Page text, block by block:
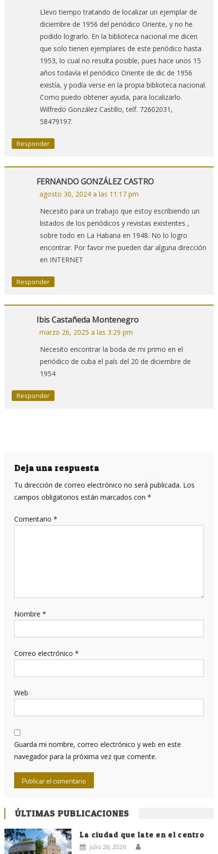
Llevo tiempo tratando de localizar un ejemplar de
diciembre de 1956 del periódico Oriente, y no he
podido lograrlo. En la biblioteca nacional me dicen
que solo tienen ejemplares de este periódico hasta
1953, lo cual no resulta posible, pues hace unos 15
años todavía el periódico Oriente de dic de 1956
existía, y podía verse en la propia biblioteca nacional.
Como puedo obtener ayuda, para localizarlo.
Wilfredo González Castillo, telf. 72602031,
58479197.
Responder
FERNANDO GONZÁLEZ CASTRO
agosto 30, 2024 a las 11:17 pm
Necesito para un trabajo que estoy escribiendo un
listados de los periódicos y revistas existentes ,
sobre todo en La Habana en 1948. No lo logro
encontrar. Por favor me pueden dar alguna dirección
en INTERNET
Responder
Ibis Castañeda Montenegro
marzo 26, 2025 a las 3:29 pm
Necesito encontrar la boda de mi primo en el
periódico de cuba el país del 20 de diciembre de
1954
Responder
Deja una respuesta
Tu dirección de correo electrónico no será publicada. Los
campos obligatorios están marcados con *
Comentario *
Nombre *
Correo electrónico *
Web
Guarda mi nombre, correo electrónico y web en este
navegador para la próxima vez que comente.
ÚLTIMAS PUBLICACIONES
La ciudad que late en el centro
julio 28, 2026